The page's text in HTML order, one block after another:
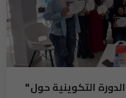
"عودة على فعاليات الدورة التكوينية حول